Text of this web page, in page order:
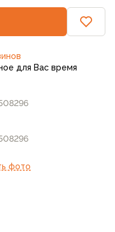
для Вас время
фото